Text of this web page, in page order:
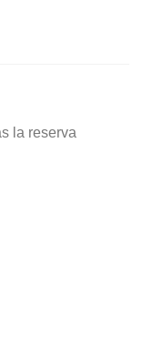
la reserva